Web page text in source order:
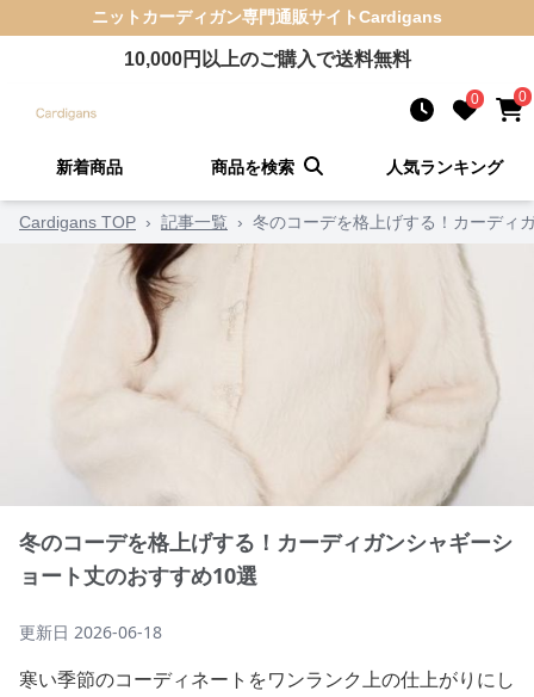
ニットカーディガン専門通販サイトCardigans
10,000円以上のご購入で送料無料
0 0
新着商品 商品を検索 人気ランキング
Cardigans TOP › 記事一覧 › 冬のコーデを格上げする！カーディ
冬のコーデを格上げする！カーディガンシャギーシ
ョート丈のおすすめ10選
更新日 2026-06-18
寒い季節のコーディネートをワンランク上の仕上がりにし